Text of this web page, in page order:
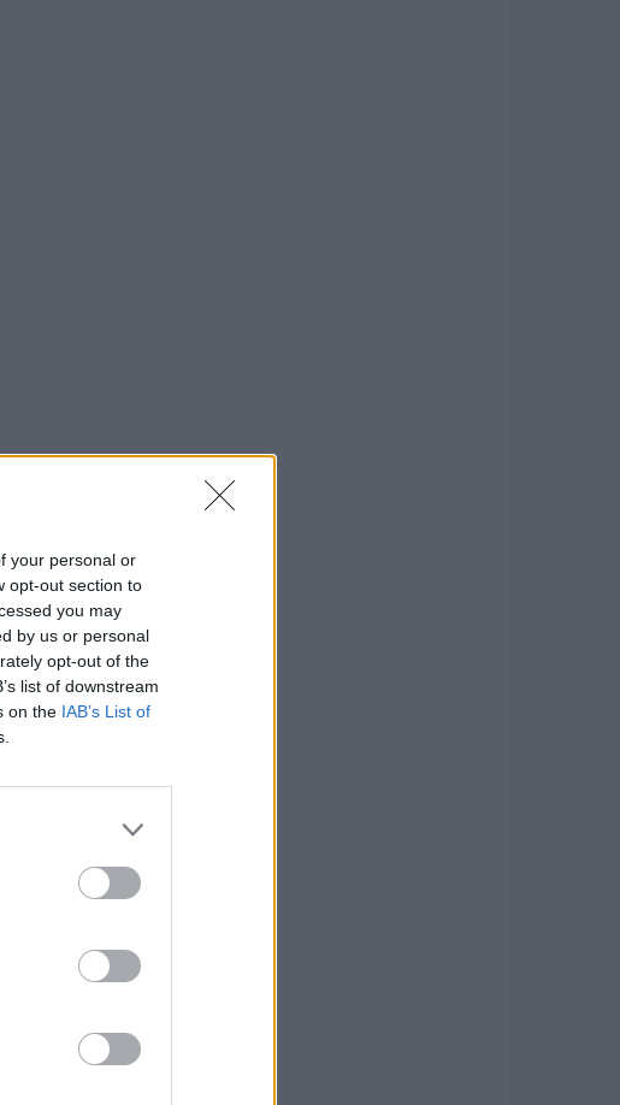
your personal or
opt-out section to
you may
by us or personal
opt-out of the
list of downstream
on the IAB’s List of